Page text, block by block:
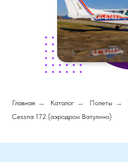
Главная → Каталог → Полеты →
Cessna 172 (аэродром Ватулино)